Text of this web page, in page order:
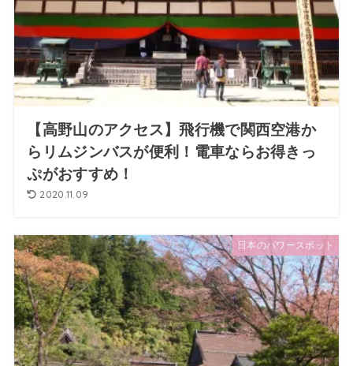
【高野山のアクセス】飛行機で関西空港か
らリムジンバスが便利！電車ならお得きっ
ぷがおすすめ！
2020.11.09
日本のパワースポット